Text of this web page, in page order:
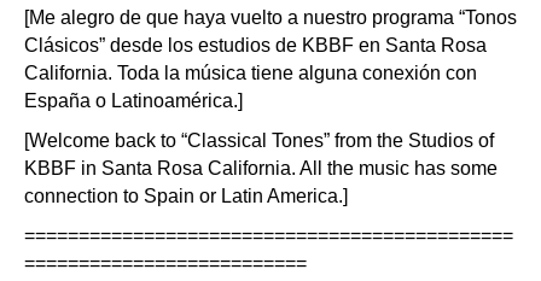
[Me alegro de que haya vuelto a nuestro programa “Tonos
Clásicos” desde los estudios de KBBF en Santa Rosa
California. Toda la música tiene alguna conexión con
España o Latinoamérica.]
[Welcome back to “Classical Tones” from the Studios of
KBBF in Santa Rosa California. All the music has some
connection to Spain or Latin America.]
=============================================
==========================